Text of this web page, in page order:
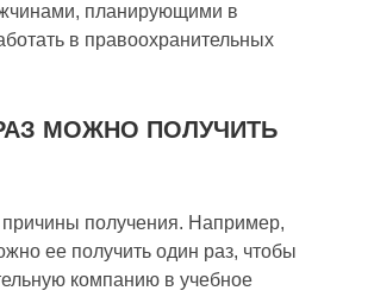
планирующими в
в правоохранительных
МОЖНО ПОЛУЧИТЬ
причины получения. Например,
ее получить один раз, чтобы
компанию в учебное